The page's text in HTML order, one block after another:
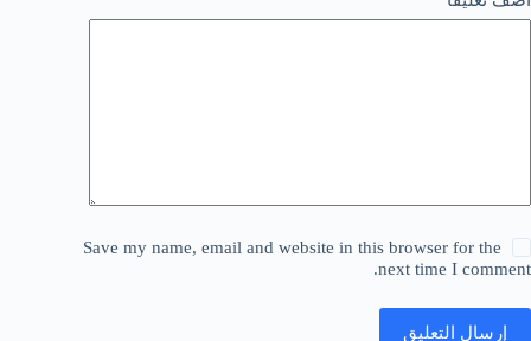
Save my name, email and website in this browser for the
next time I comment.
إرسال التعليق